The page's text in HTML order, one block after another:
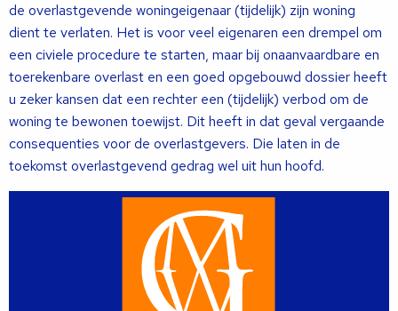
de overlastgevende woningeigenaar (tijdelijk) zijn woning
dient te verlaten. Het is voor veel eigenaren een drempel om
een civiele procedure te starten, maar bij onaanvaardbare en
toerekenbare overlast en een goed opgebouwd dossier heeft
u zeker kansen dat een rechter een (tijdelijk) verbod om de
woning te bewonen toewijst. Dit heeft in dat geval vergaande
consequenties voor de overlastgevers. Die laten in de
toekomst overlastgevend gedrag wel uit hun hoofd.